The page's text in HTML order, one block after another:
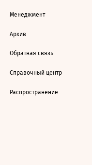
Менеджмент
Архив
Обратная связь
Справочный центр
Распространение